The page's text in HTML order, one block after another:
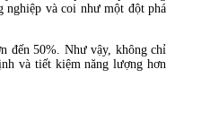
nghiệp và coi như một đột phá
đến 50%. Như vậy, không chỉ
và tiết kiệm năng lượng hơn